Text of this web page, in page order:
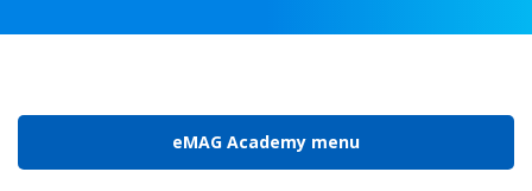
eMAG Academy menu